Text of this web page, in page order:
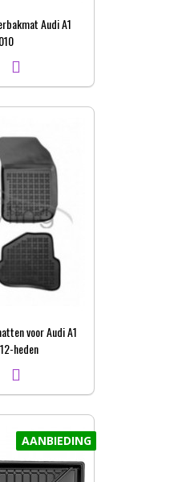
Audi A1
voor Audi A1
heden
AANBIEDING